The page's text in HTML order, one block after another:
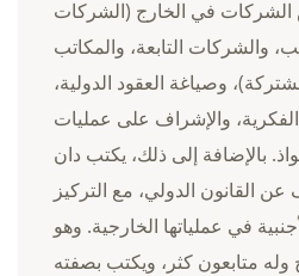
في الخارج (الشركات
والشركات التابعة، والمكاتب
وصياغة العقود الدولية،
والإشراف على عمليات
بالإضافة إلى ذلك، يكتب دان
القانون الدولي، مع التركيز
في عملياتها الخارجية. وهو
وله متابعون كثر، ويكتب بصفته